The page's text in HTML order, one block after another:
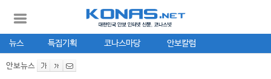
뉴스 특집기획 코나스마당 안보칼럼
안보뉴스